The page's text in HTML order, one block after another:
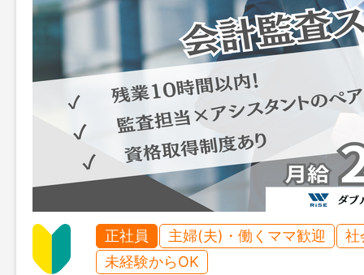
正社員 主婦(夫)・働くママ歓迎
社
未経験からOK